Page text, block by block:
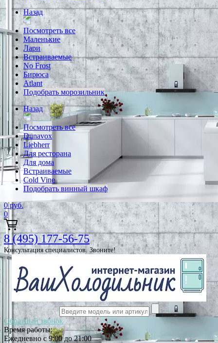
Назад
Посмотреть все
Маленькие
Лари
Встраиваемые
No Frost
Бирюса
Atlant
Подобрать морозильник
Назад
Посмотреть все
Dunavox
Liebherr
Для ресторана
Для дома
Встраиваемые
Cold Vine
Подобрать винный шкаф
0 руб.
0
8 (495) 177-56-75
Консультация специалистов. Звоните!
Обратный звонок
Время работы:
Ежедневно с 9:00 до 21:00